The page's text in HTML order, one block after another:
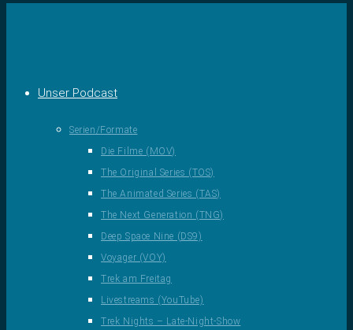
Unser Podcast
Serien/Formate
Die Filme (MOV)
The Original Series (TOS)
The Animated Series (TAS)
The Next Generation (TNG)
Deep Space Nine (DS9)
Voyager (VOY)
Trek am Freitag
Livestreams (YouTube)
Trek Nights – Late-Night-Show